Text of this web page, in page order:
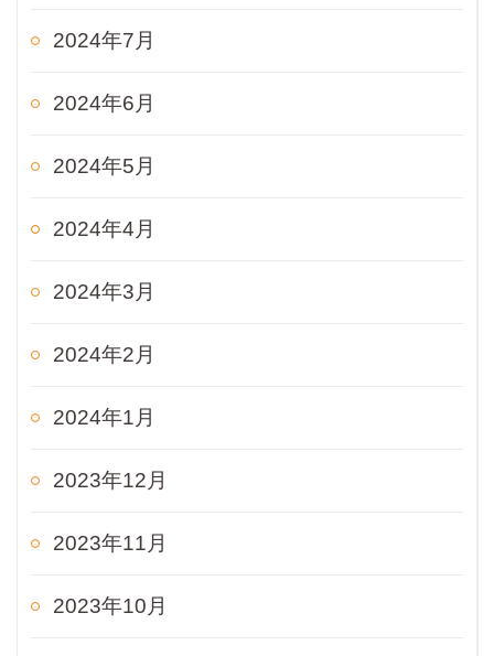
2024年7月
2024年6月
2024年5月
2024年4月
2024年3月
2024年2月
2024年1月
2023年12月
2023年11月
2023年10月